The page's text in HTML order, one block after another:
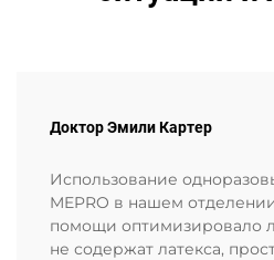
Доктор Эмили Картер
Использование
MEPRO в нашем
помощи оптимизировало
не содержат латекса,